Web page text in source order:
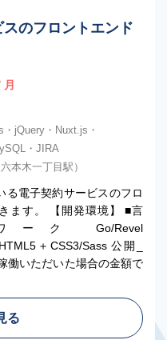
スのフロントエンド
月
jQuery・Nuxt.js・
・JIRA
本木一丁目駅）
る電子契約サービスのフロ
ます。 【開発環境】 ■言
ク Go/Revel
＋CSS3/Sass 公開_
働いただいた場合の金額で
る